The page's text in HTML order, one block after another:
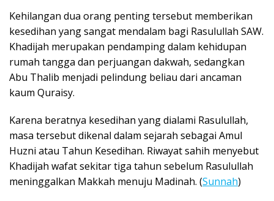
Kehilangan dua orang penting tersebut memberikan
kesedihan yang sangat mendalam bagi Rasulullah SAW.
Khadijah merupakan pendamping dalam kehidupan
rumah tangga dan perjuangan dakwah, sedangkan
Abu Thalib menjadi pelindung beliau dari ancaman
kaum Quraisy.
Karena beratnya kesedihan yang dialami Rasulullah,
masa tersebut dikenal dalam sejarah sebagai Amul
Huzni atau Tahun Kesedihan. Riwayat sahih menyebut
Khadijah wafat sekitar tiga tahun sebelum Rasulullah
meninggalkan Makkah menuju Madinah. (Sunnah)